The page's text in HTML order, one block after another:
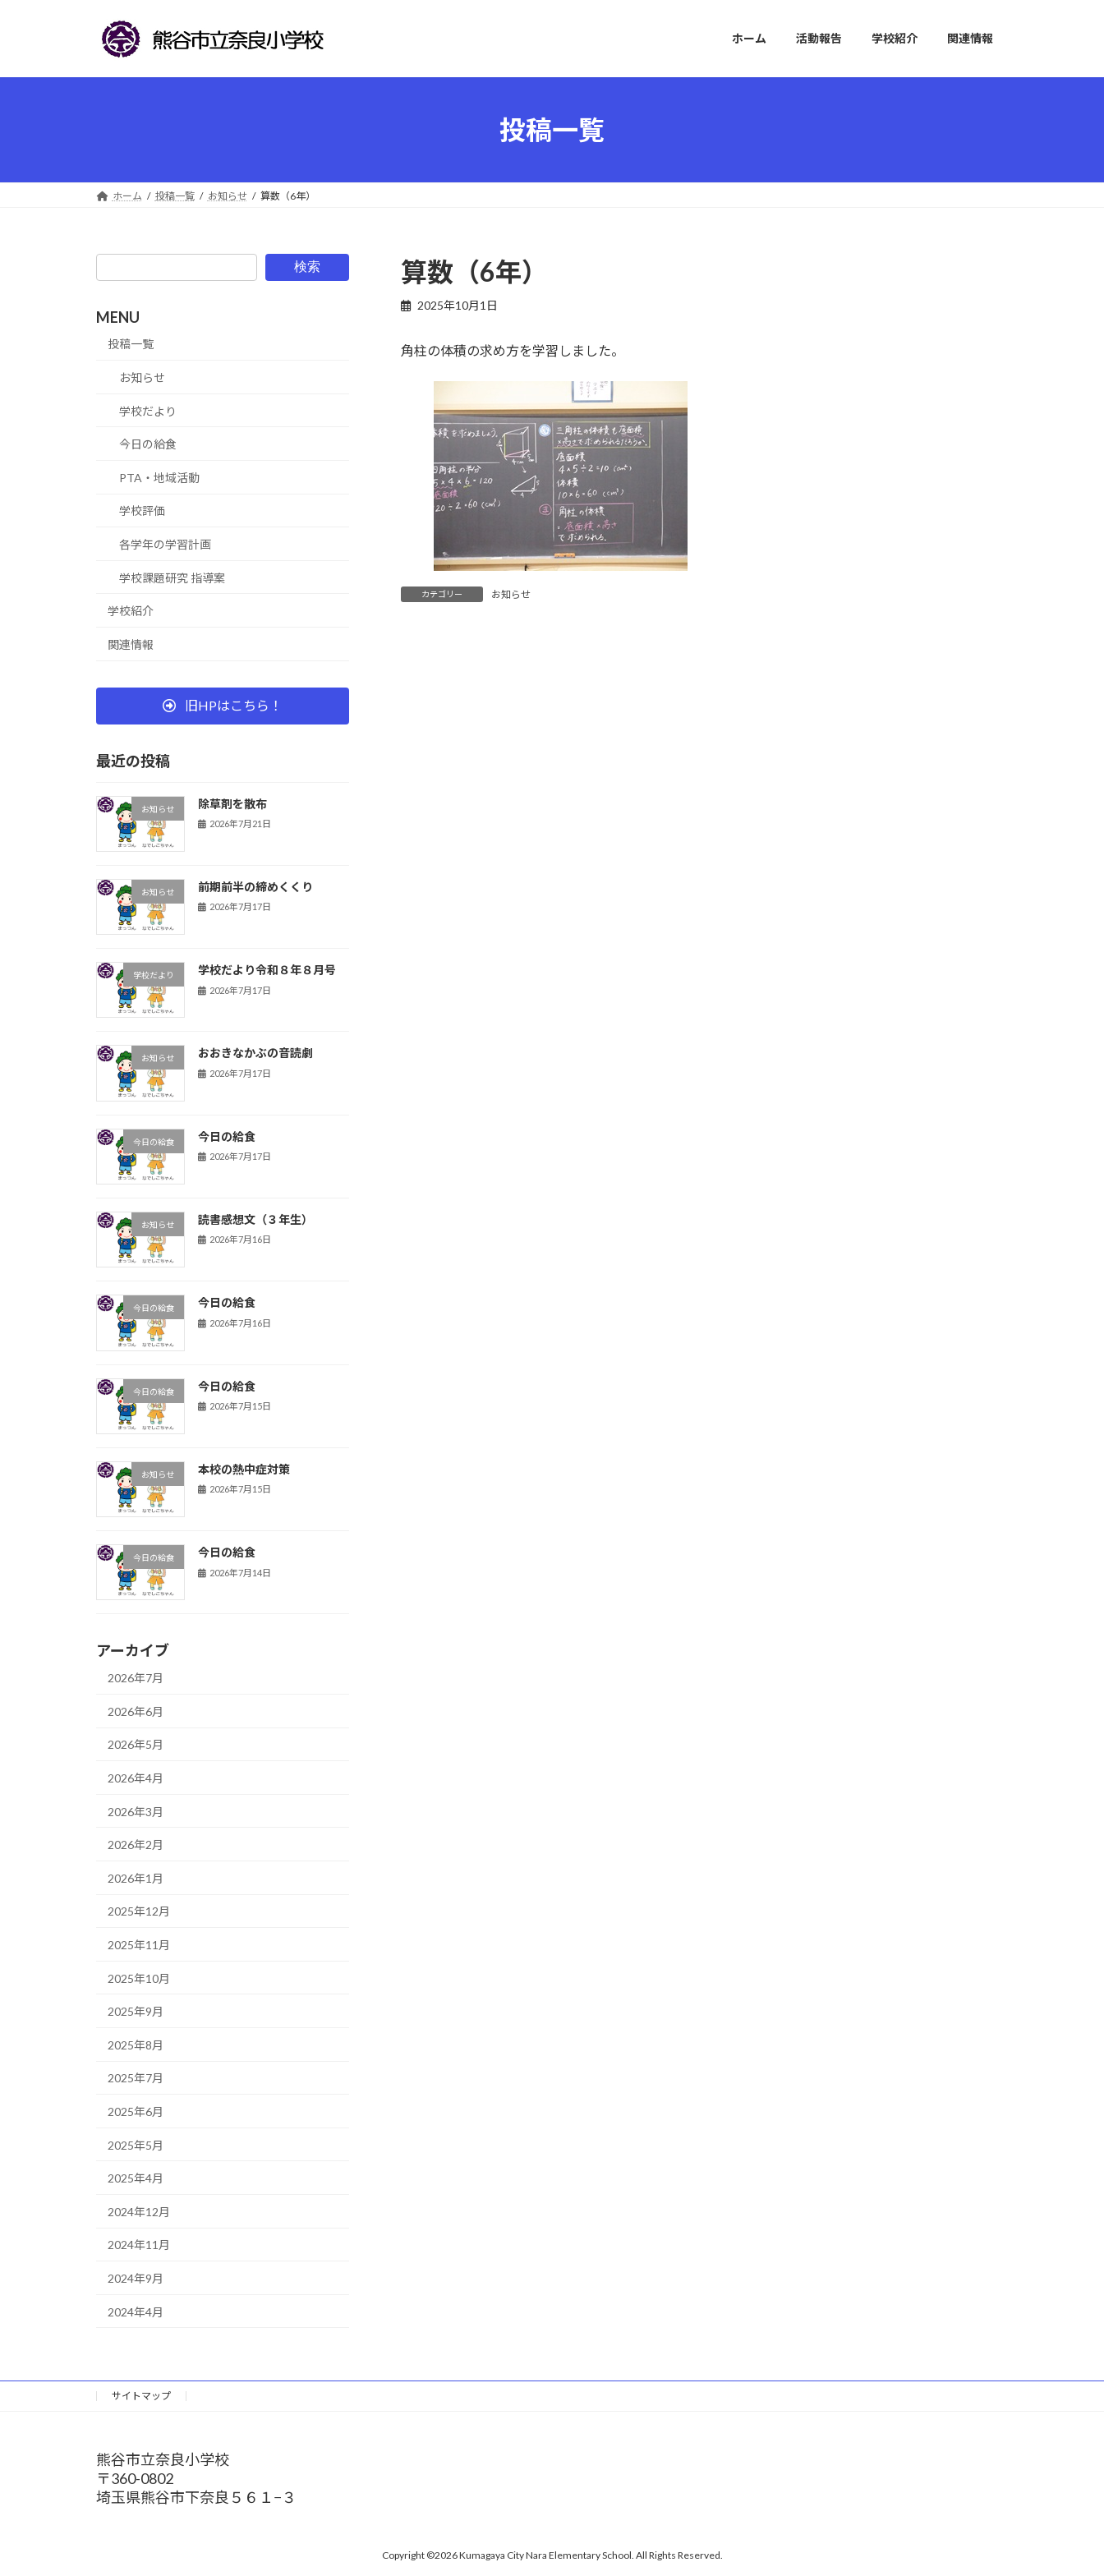
プ
動
ホーム 活動報告 学校紹介 関連情報
投稿一覧
ホーム 投稿一覧 お知らせ 算数（6年）
算数（6年）
2025年10月1日
角柱の体積の求め方を学習しました。
カテゴリー お知らせ
検索
MENU
投稿一覧
お知らせ
学校だより
今日の給食
PTA・地域活動
学校評価
各学年の学習計画
学校課題研究 指導案
学校紹介
関連情報
旧HPはこちら！
最近の投稿
お知らせ 除草剤を散布
2026年7月21日
お知らせ 前期前半の締めくくり
2026年7月17日
学校だより 学校だより令和８年８月号
2026年7月17日
お知らせ おおきなかぶの音読劇
2026年7月17日
今日の給食 今日の給食
2026年7月17日
お知らせ 読書感想文（３年生）
2026年7月16日
今日の給食 今日の給食
2026年7月16日
今日の給食 今日の給食
2026年7月15日
お知らせ 本校の熱中症対策
2026年7月15日
今日の給食 今日の給食
2026年7月14日
アーカイブ
2026年7月
2026年6月
2026年5月
2026年4月
2026年3月
2026年2月
2026年1月
2025年12月
2025年11月
2025年10月
2025年9月
2025年8月
2025年7月
2025年6月
2025年5月
2025年4月
2024年12月
2024年11月
2024年9月
2024年4月
サイトマップ
熊谷市立奈良小学校
〒360-0802
埼玉県熊谷市下奈良５６１−３
Copyright ©2026 Kumagaya City Nara Elementary School. All Rights Reserved.